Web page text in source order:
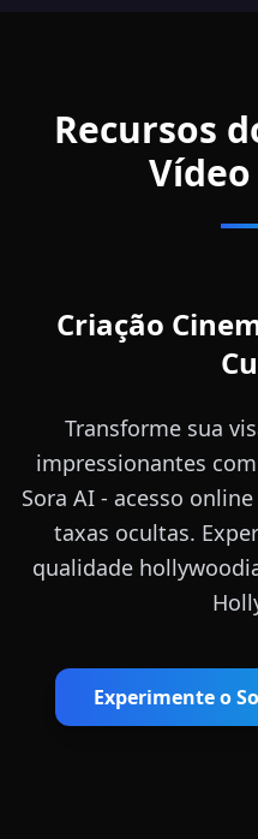
Recursos
Criação
Transforme sua
impressionantes
Sora AI - acesso
taxas ocultas.
qualidade
Experimente o